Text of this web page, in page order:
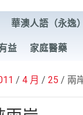
澳報
華澳人語（永逸）
益 家庭醫藥
4 月 25 兩